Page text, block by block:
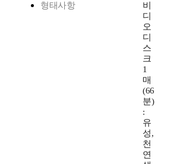
형태사항
비
디
오
디
스
크
1
매
(66
분)
:
유
성,
천
연